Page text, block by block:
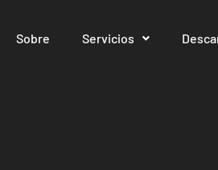
Sobre Servicios